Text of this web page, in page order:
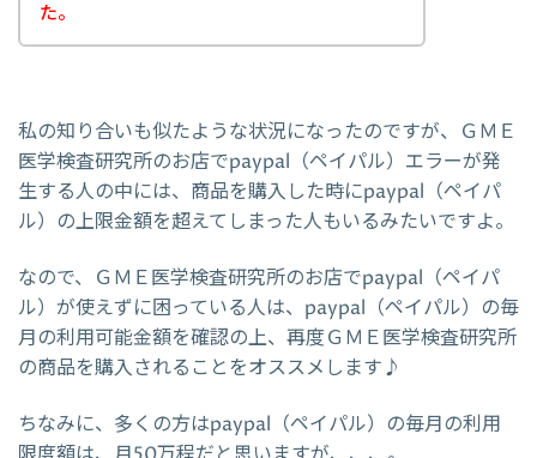
た。
私の知り合いも似たような状況になったのですが、ＧＭＥ
医学検査研究所のお店でpaypal（ペイパル）エラーが発
生する人の中には、商品を購入した時にpaypal（ペイパ
ル）の上限金額を超えてしまった人もいるみたいですよ。
なので、ＧＭＥ医学検査研究所のお店でpaypal（ペイパ
ル）が使えずに困っている人は、paypal（ペイパル）の毎
月の利用可能金額を確認の上、再度ＧＭＥ医学検査研究所
の商品を購入されることをオススメします♪
ちなみに、多くの方はpaypal（ペイパル）の毎月の利用